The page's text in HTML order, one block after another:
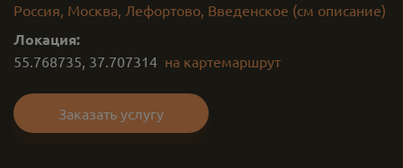
Россия, Москва, Лефортово, Введенское (см описание)
Локация:
55.768735, 37.707314 на картемаршрут
Заказать услугу